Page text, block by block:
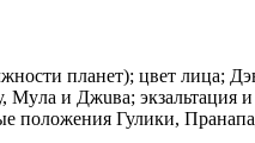
планет); цвет лица;
Мyла и Джuва;
положения Гулики,